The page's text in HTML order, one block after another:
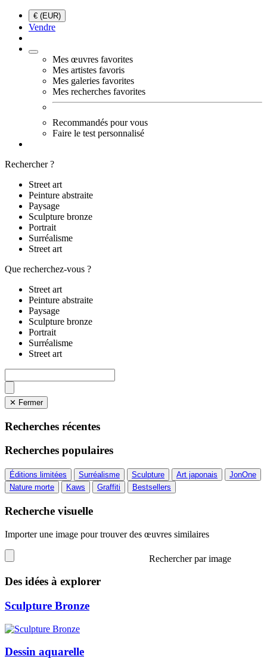
€ (EUR)
Vendre
Mes œuvres favorites
Mes artistes favoris
Mes galeries favorites
Mes recherches favorites
Recommandés pour vous
Faire le test personnalisé
Rechercher ?
Street art
Peinture abstraite
Paysage
Sculpture bronze
Portrait
Surréalisme
Street art
Que recherchez-vous ?
Street art
Peinture abstraite
Paysage
Sculpture bronze
Portrait
Surréalisme
Street art
✕ Fermer
Recherches récentes
Recherches populaires
Éditions limitées Surréalisme Sculpture Art japonais
JonOne
Nature morte
Kaws Graffiti Bestsellers
Recherche visuelle
Importer une image pour trouver des œuvres similaires
Rechercher par image
Des idées à explorer
Sculpture Bronze
Dessin aquarelle